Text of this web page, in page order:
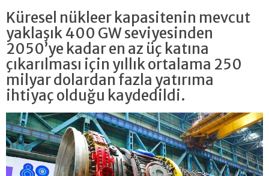
Küresel nükleer kapasitenin mevcut
yaklaşık 400 GW seviyesinden
2050’ye kadar en az üç katına
çıkarılması için yıllık ortalama 250
milyar dolardan fazla yatırıma
ihtiyaç olduğu kaydedildi.